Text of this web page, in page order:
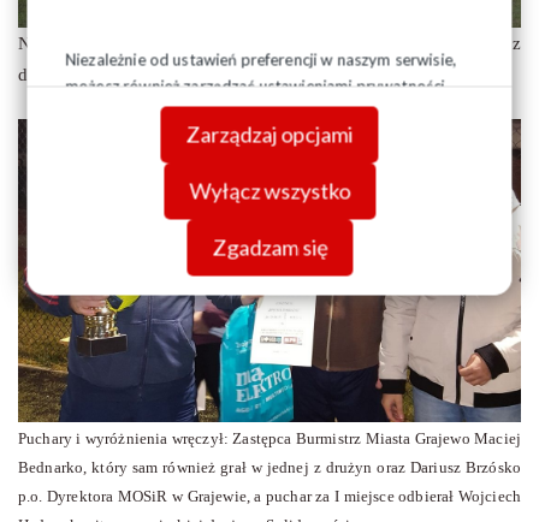
Niezależnie od ustawień preferencji w naszym serwisie,
możesz również zarządzać ustawieniami prywatności
swojej przeglądarki. Więcej informacji o przetwarzaniu
danych znajdziesz wPolityce prywatności.
Zarządzaj opcjami
Wyłącz wszystko
Zgadzam się
Najlepszym zawodnikiem turnieju został Ireneusz Piwko z
drużyny Solidarności.
Puchary i wyróżnienia wręczył: Zastępca Burmistrz Miasta Grajewo Maciej
Bednarko, który sam również grał w jednej z drużyn oraz Dariusz Brzósko
p.o. Dyrektora MOSiR w Grajewie, a puchar za I miejsce odbierał Wojciech